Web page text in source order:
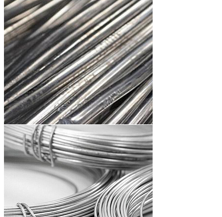
Свинец в листах
Олово в прутках и оловянная проволока